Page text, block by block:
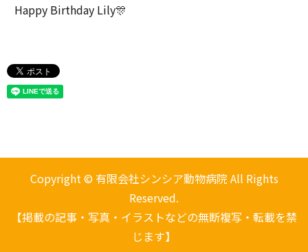
Happy Birthday Lily🎊
Copyright © 有限会社シンシア動物病院 All Rights
Reserved.
【掲載の記事・写真・イラストなどの無断複写・転載を禁
じます】